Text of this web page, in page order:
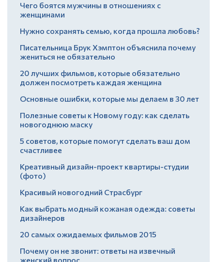
Чего боятся мужчины в отношениях с
женщинами
Нужно сохранять семью, когда прошла любовь?
Писательница Брук Хэмптон объяснила почему
жениться не обязательно
20 лучших фильмов, которые обязательно
должен посмотреть каждая женщина
Основные ошибки, которые мы делаем в 30 лет
Полезные советы к Новому году: как сделать
новогоднюю маску
5 советов, которые помогут сделать ваш дом
счастливее
Креативный дизайн-проект квартиры-студии
(фото)
Красивый новогодний Страсбург
Как выбрать модный кожаная одежда: советы
дизайнеров
20 самых ожидаемых фильмов 2015
Почему он не звонит: ответы на извечный
женский вопрос